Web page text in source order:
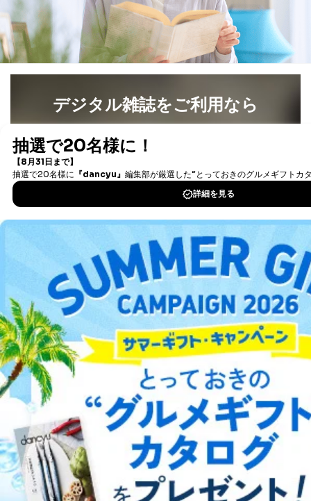
3
当社カスタマーQ＆
Aサービス利用者
サイトのサービス内容のご案内の
ため
ｅメール等による商品、サービ
ス、キャンペーン等の広告に関す
るご案内のため
採用応募者の方の
当社の従業者の個
人情報
人事、総務などの雇用管理等のた
め
6
パートナー（提携
企業）からの委託
により当社の
定期購読サービス
等をご利用の方の
購入商品配送のため
提携企業及びお客様がご購入され
た商品の発売元企業からのｅメー
サービス、キャンペーン等の広告
に関するご案内のため
トに登録された方
の個人情報
当社のサービス利用状況の把握お
よびその分析のため
処、オペレーター教育など応対品
質向上のため
その他当社のプライバシーポリシ
ー等にて公表する利用目的達成の
ため
※上記の利用目的のうちNo.1～5については保有個人デ
ータ（開示対象個人情報）の利用目的であり、下記4.の
開示等のご請求に対応させていただきます。
なお、6、7については、パートナー（提携企業）様又は
各SNS運営会社様にご請求いただきますようお願い致し
ます。
３．個人情報の第三者提供について
当社は、取得した個人情報を適切に管理し､あらかじめ
本人の同意を得ることなく第三者に提供することはあり
ません。ただし、次の場合は除きます。
法令に基づく場合
人の生命､身体または財産の保護のために必要がある
デジタル雑誌をご利用なら
書籍）が無料で読み放題！
DOWNLOAD FOR IOS
DOWNLOAD FOR ANDROID
ご利用方法はこちら
総合案内
アフィリエイト 採用情報
プレスリリース お問い合わせ
利用規約プライバシーポリシー 特定商取引法に基づく表示
出版社の皆様へ
投資家の皆様へサイトマップ